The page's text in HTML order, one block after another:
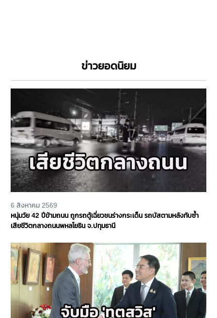
ข่าวยอดนิยม
6 สิงหาคม 2569
หนุ่มวัย 42 ปีข้ามถนน ถูกรถตู้เฉี่ยวชนร่างกระเด็น รถบัสตามหลังทับซ้ำ
เสียชีวิตกลางถนนพหลโยธิน จ.ปทุมธานี